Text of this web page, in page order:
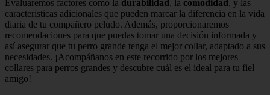
Evaluaremos factores como la durabilidad, la comodidad, y las
características adicionales que pueden marcar la diferencia en la vida
diaria de tu compañero peludo. Además, proporcionaremos
recomendaciones para que puedas tomar una decisión informada y
así asegurar que tu perro grande tenga el mejor collar, adaptado a sus
necesidades. ¡Acompáñanos en este recorrido por los mejores
collares para perros grandes y descubre cuál es el ideal para tu fiel
amigo!